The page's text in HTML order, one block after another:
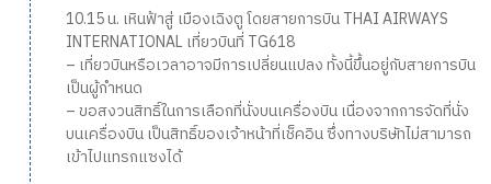
10.15 น. เหินฟ้าสู่ เมืองเฉิงตู โดยสายการบิน THAI AIRWAYS
INTERNATIONAL เที่ยวบินที่ TG618
– เที่ยวบินหรือเวลาอาจมีการเปลี่ยนแปลง ทั้งนี้ขึ้นอยู่กับสายการบิน
เป็นผู้กำหนด
– ขอสงวนสิทธิ์ในการเลือกที่นั่งบนเครื่องบิน เนื่องจากการจัดที่นั่ง
บนเครื่องบิน เป็นสิทธิ์ของเจ้าหน้าที่เช็คอิน ซึ่งทางบริษัทไม่สามารถ
เข้าไปแทรกแซงได้